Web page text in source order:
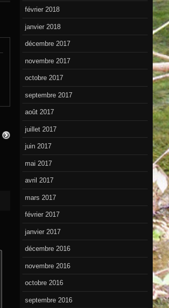
février 2018
janvier 2018
décembre 2017
novembre 2017
octobre 2017
septembre 2017
août 2017
juillet 2017
juin 2017
mai 2017
avril 2017
mars 2017
février 2017
janvier 2017
décembre 2016
novembre 2016
octobre 2016
septembre 2016